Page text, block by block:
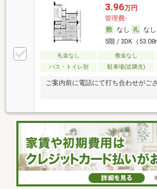
3.96万円
管理費-
なし
なし
5階 / 3DK（
礼金なし 敷金なし
バス・トイレ別
駐車場(近隣含)
ご案内前に電話にて打ち合わせがご